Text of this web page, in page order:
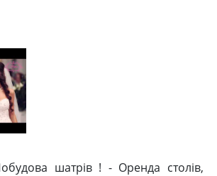
шатрів ! - Оренда столів,